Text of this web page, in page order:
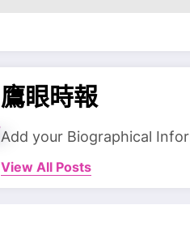
鷹眼時報
Add your Biographical
View All Posts